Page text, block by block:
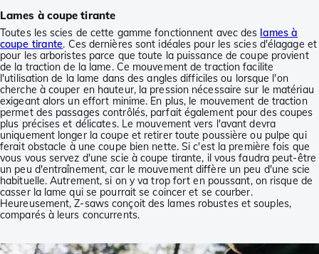
Lames à coupe tirante
Toutes les scies de cette gamme fonctionnent avec des lames à
coupe tirante. Ces dernières sont idéales pour les scies d'élagage et
pour les arboristes parce que toute la puissance de coupe provient
de la traction de la lame. Ce mouvement de traction facilite
l'utilisation de la lame dans des angles difficiles ou lorsque l'on
cherche à couper en hauteur, la pression nécessaire sur le matériau
exigeant alors un effort minime. En plus, le mouvement de traction
permet des passages contrôlés, parfait également pour des coupes
plus précises et délicates. Le mouvement vers l'avant devra
uniquement longer la coupe et retirer toute poussière ou pulpe qui
ferait obstacle à une coupe bien nette. Si c'est la première fois que
vous vous servez d'une scie à coupe tirante, il vous faudra peut-être
un peu d'entraînement, car le mouvement diffère un peu d'une scie
habituelle. Autrement, si on y va trop fort en poussant, on risque de
casser la lame qui se pourrait se coincer et se courber.
Heureusement, Z-saws conçoit des lames robustes et souples,
comparés à leurs concurrents.